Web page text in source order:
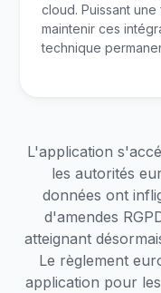
cloud. Puissant
maintenir ces
technique
L'application
les autorités
données ont
d'amendes
atteignant
Le règlement
application pour